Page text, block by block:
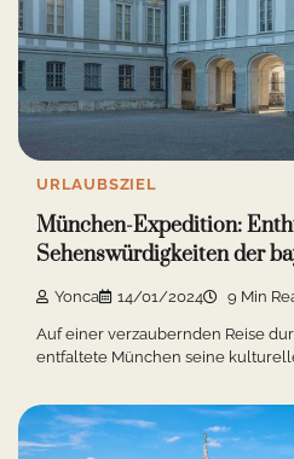
URLAUBSZIEL